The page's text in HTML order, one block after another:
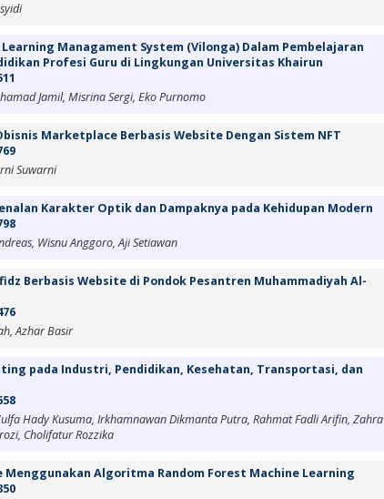
Managament System (Vilonga) Dalam Pembelajaran
Profesi Guru di Lingkungan Universitas Khairun
Jamil, Misrina Sergi, Eko Purnomo
Marketplace Berbasis Website Dengan Sistem NFT
Suwarni
Karakter Optik dan Dampaknya pada Kehidupan Modern
Wisnu Anggoro, Aji Setiawan
Berbasis Website di Pondok Pesantren Muhammadiyah Al-
Azhar Basir
pada Industri, Pendidikan, Kesehatan, Transportasi, dan
Hady Kusuma, Irkhamnawan Dikmanta Putra, Rahmat Fadli Arifin, Zahra
Cholifatur Rozzika
Algoritma Random Forest Machine Learning